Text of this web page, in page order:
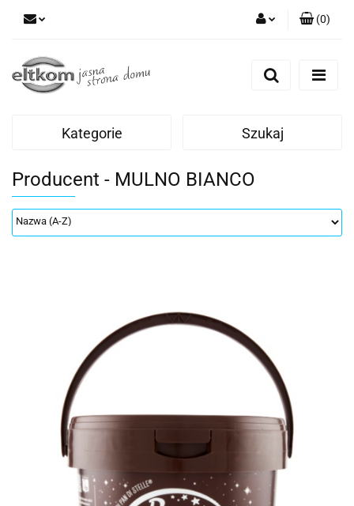
Zarejestruj się
(0)
Kategorie Szukaj
Producent - MULNO BIANCO